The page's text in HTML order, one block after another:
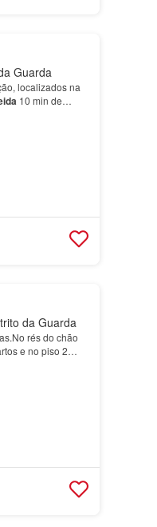
Guarda
localizados na
10 min de
da Guarda
rés do chão
e no piso 2